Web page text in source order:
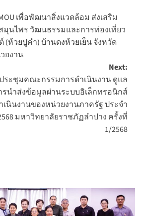
เพื่อพัฒนาสิ่งแวดล้อม ส่งเสริม
นไพร วัฒนธรรมและการท่องเที่ยว
(ห้วยปูคำ) บ้านดงห้วยเย็น จังหวัด
ยงาน
Next:
ระชุมคณะกรรมการดำเนินงาน ดูแล
นำส่งข้อมูลผ่านระบบอิเล็กทรอนิกส์
ำเนินงานของหน่วยงานภาครัฐ ประจำ
มหาวิทยาลัยราชภัฏลำปาง ครั้งที่
1/2568